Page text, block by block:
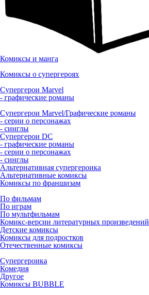
Комиксы и манга
Комиксы о супергероях
Супергерои Marvel
- графические романы
Супергерои Marvel/Графические романы
- серии о персонажах
- синглы
Супергерои DC
- графические романы
- серии о персонажах
- синглы
Альтернативная супергероика
Альтернативные комиксы
Комиксы по франшизам
По фильмам
По играм
По мультфильмам
Комикс-версии литературных произведений
Детские комиксы
Комиксы для подростков
Отечественные комиксы
Супергероика
Комедия
Другое
Комиксы BUBBLE